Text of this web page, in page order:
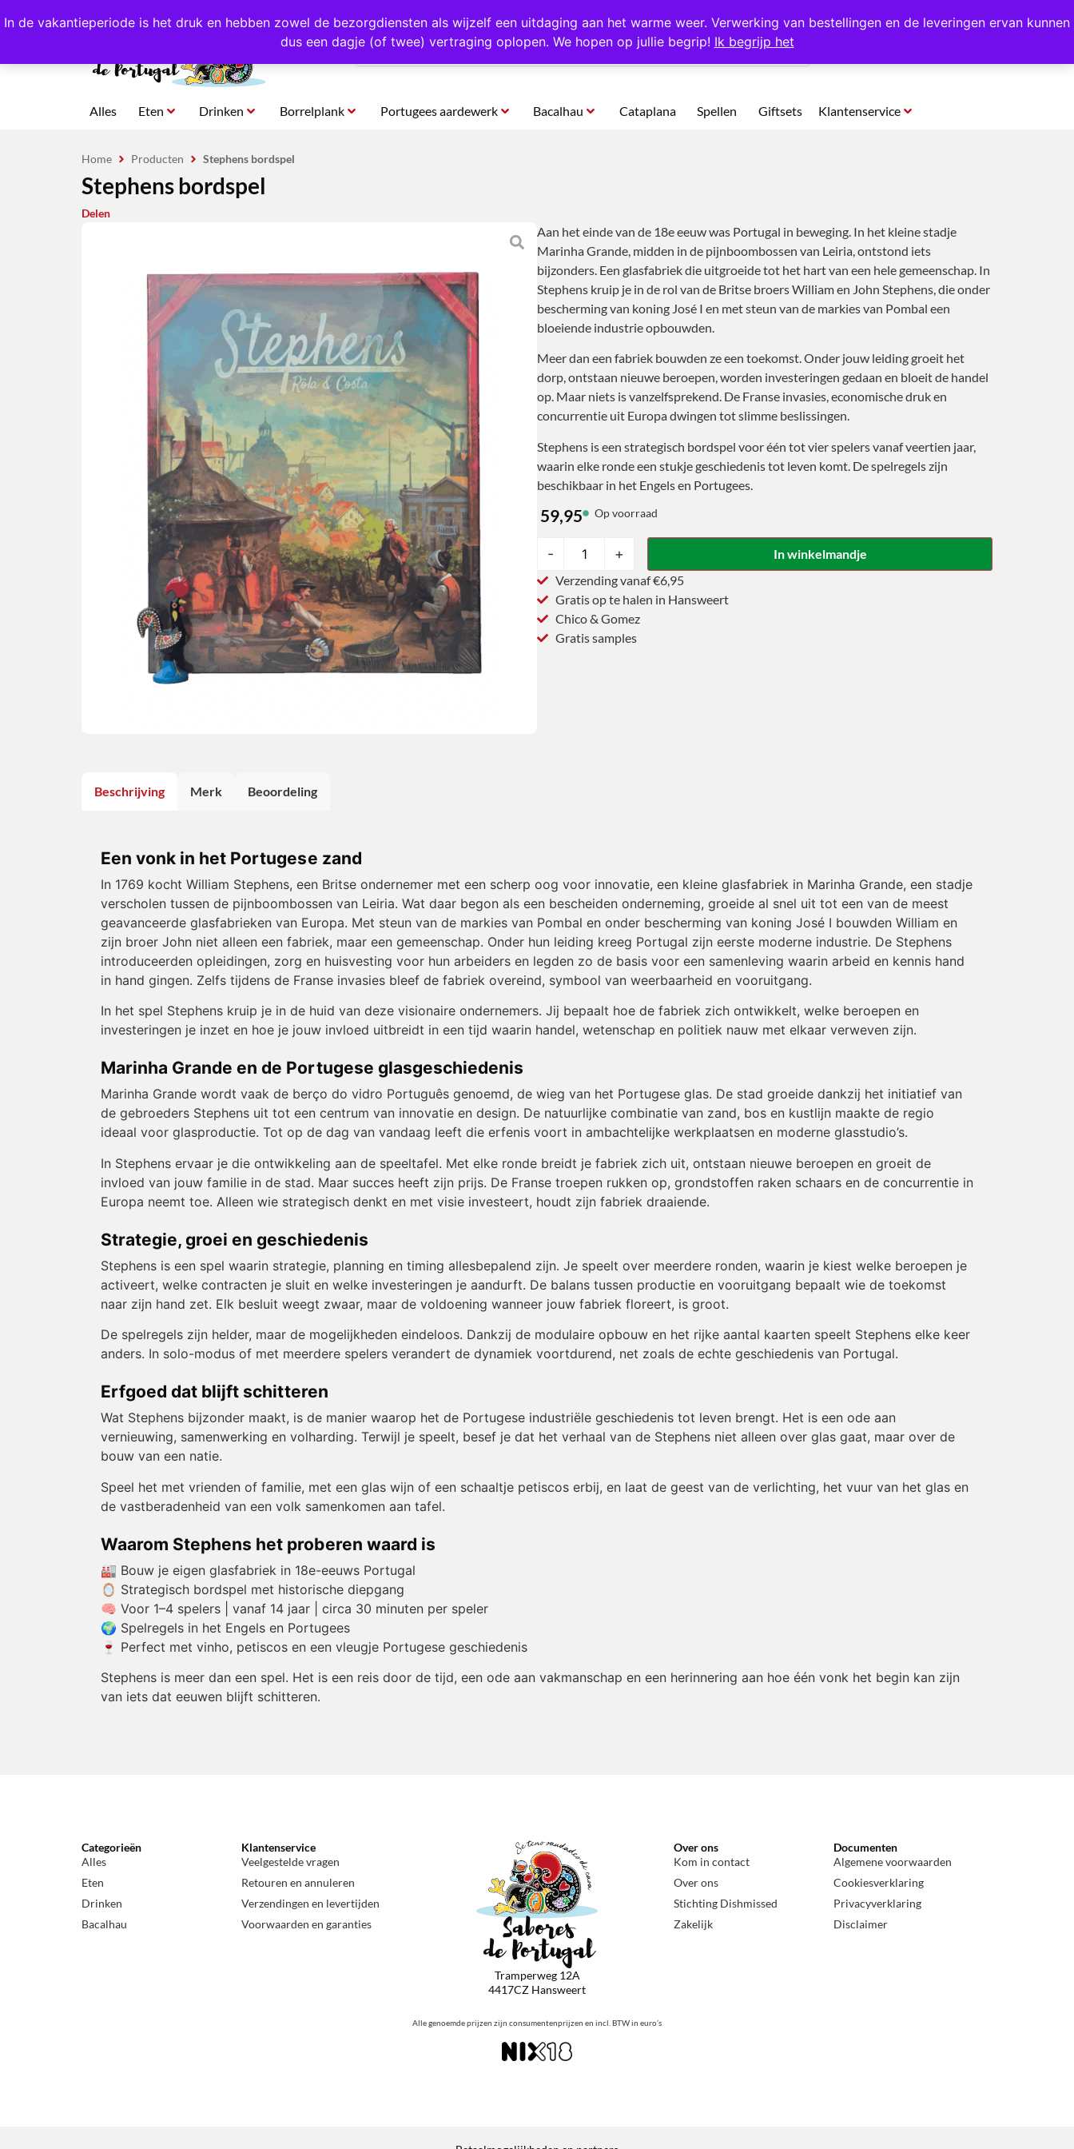
In de vakantieperiode is het druk en hebben zowel de bezorgdiensten als wijzelf een uitdaging aan het warme weer. Verwerking van bestellingen en de leveringen ervan kunnen
dus een dagje (of twee) vertraging oplopen. We hopen op jullie begrip! Ik begrijp het
4,8/5,0 sterren beoordeeld! Eigen import uit Portugal Altijd 1000 verschillende producten op voorraad Gratis op te halen in Hansweert
Alles Eten Drinken Borrelplank Portugees aardewerk Bacalhau Cataplana Spellen Giftsets Klantenservice
Home Producten Stephens bordspel
Stephens bordspel
Delen
Aan het einde van de 18e eeuw was Portugal in beweging. In het kleine stadje
Marinha Grande, midden in de pijnboombossen van Leiria, ontstond iets
bijzonders. Een glasfabriek die uitgroeide tot het hart van een hele gemeenschap. In
Stephens kruip je in de rol van de Britse broers William en John Stephens, die onder
bescherming van koning José I en met steun van de markies van Pombal een
bloeiende industrie opbouwden.
Meer dan een fabriek bouwden ze een toekomst. Onder jouw leiding groeit het
dorp, ontstaan nieuwe beroepen, worden investeringen gedaan en bloeit de handel
op. Maar niets is vanzelfsprekend. De Franse invasies, economische druk en
concurrentie uit Europa dwingen tot slimme beslissingen.
Stephens is een strategisch bordspel voor één tot vier spelers vanaf veertien jaar,
waarin elke ronde een stukje geschiedenis tot leven komt. De spelregels zijn
beschikbaar in het Engels en Portugees.
59,95 Op voorraad
- +
In winkelmandje
Verzending vanaf €6,95
Gratis op te halen in Hansweert
Chico & Gomez
Gratis samples
Beschrijving Merk Beoordeling
Een vonk in het Portugese zand
In 1769 kocht William Stephens, een Britse ondernemer met een scherp oog voor innovatie, een kleine glasfabriek in Marinha Grande, een stadje
verscholen tussen de pijnboombossen van Leiria. Wat daar begon als een bescheiden onderneming, groeide al snel uit tot een van de meest
geavanceerde glasfabrieken van Europa. Met steun van de markies van Pombal en onder bescherming van koning José I bouwden William en
zijn broer John niet alleen een fabriek, maar een gemeenschap. Onder hun leiding kreeg Portugal zijn eerste moderne industrie. De Stephens
introduceerden opleidingen, zorg en huisvesting voor hun arbeiders en legden zo de basis voor een samenleving waarin arbeid en kennis hand
in hand gingen. Zelfs tijdens de Franse invasies bleef de fabriek overeind, symbool van weerbaarheid en vooruitgang.
In het spel Stephens kruip je in de huid van deze visionaire ondernemers. Jij bepaalt hoe de fabriek zich ontwikkelt, welke beroepen en
investeringen je inzet en hoe je jouw invloed uitbreidt in een tijd waarin handel, wetenschap en politiek nauw met elkaar verweven zijn.
Marinha Grande en de Portugese glasgeschiedenis
Marinha Grande wordt vaak de berço do vidro Português genoemd, de wieg van het Portugese glas. De stad groeide dankzij het initiatief van
de gebroeders Stephens uit tot een centrum van innovatie en design. De natuurlijke combinatie van zand, bos en kustlijn maakte de regio
ideaal voor glasproductie. Tot op de dag van vandaag leeft die erfenis voort in ambachtelijke werkplaatsen en moderne glasstudio’s.
In Stephens ervaar je die ontwikkeling aan de speeltafel. Met elke ronde breidt je fabriek zich uit, ontstaan nieuwe beroepen en groeit de
invloed van jouw familie in de stad. Maar succes heeft zijn prijs. De Franse troepen rukken op, grondstoffen raken schaars en de concurrentie in
Europa neemt toe. Alleen wie strategisch denkt en met visie investeert, houdt zijn fabriek draaiende.
Strategie, groei en geschiedenis
Stephens is een spel waarin strategie, planning en timing allesbepalend zijn. Je speelt over meerdere ronden, waarin je kiest welke beroepen je
activeert, welke contracten je sluit en welke investeringen je aandurft. De balans tussen productie en vooruitgang bepaalt wie de toekomst
naar zijn hand zet. Elk besluit weegt zwaar, maar de voldoening wanneer jouw fabriek floreert, is groot.
De spelregels zijn helder, maar de mogelijkheden eindeloos. Dankzij de modulaire opbouw en het rijke aantal kaarten speelt Stephens elke keer
anders. In solo-modus of met meerdere spelers verandert de dynamiek voortdurend, net zoals de echte geschiedenis van Portugal.
Erfgoed dat blijft schitteren
Wat Stephens bijzonder maakt, is de manier waarop het de Portugese industriële geschiedenis tot leven brengt. Het is een ode aan
vernieuwing, samenwerking en volharding. Terwijl je speelt, besef je dat het verhaal van de Stephens niet alleen over glas gaat, maar over de
bouw van een natie.
Speel het met vrienden of familie, met een glas wijn of een schaaltje petiscos erbij, en laat de geest van de verlichting, het vuur van het glas en
de vastberadenheid van een volk samenkomen aan tafel.
Waarom Stephens het proberen waard is
🏭 Bouw je eigen glasfabriek in 18e-eeuws Portugal
🪞 Strategisch bordspel met historische diepgang
🧠 Voor 1–4 spelers | vanaf 14 jaar | circa 30 minuten per speler
🌍 Spelregels in het Engels en Portugees
🍷 Perfect met vinho, petiscos en een vleugje Portugese geschiedenis
Stephens is meer dan een spel. Het is een reis door de tijd, een ode aan vakmanschap en een herinnering aan hoe één vonk het begin kan zijn
van iets dat eeuwen blijft schitteren.
Categorieën
Alles
Eten
Drinken
Bacalhau
Klantenservice
Veelgestelde vragen
Retouren en annuleren
Verzendingen en levertijden
Voorwaarden en garanties
Tramperweg 12A
4417CZ Hansweert
Alle genoemde prijzen zijn consumentenprijzen en incl. BTW in euro’s
Over ons
Kom in contact
Over ons
Stichting Dishmissed
Zakelijk
Documenten
Algemene voorwaarden
Cookiesverklaring
Privacyverklaring
Disclaimer